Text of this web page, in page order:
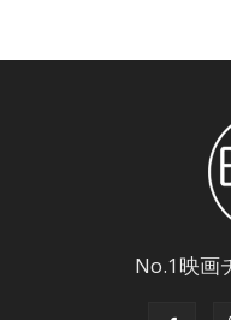
No.1映画